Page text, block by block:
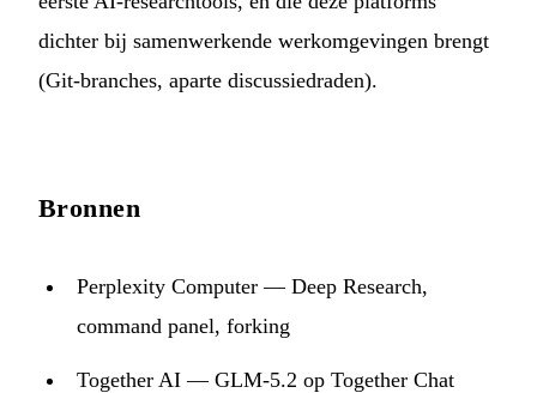
dichter bij samenwerkende werkomgevingen brengt
(Git-branches, aparte discussiedraden).
Bronnen
Perplexity Computer — Deep Research,
command panel, forking
Together AI — GLM-5.2 op Together Chat